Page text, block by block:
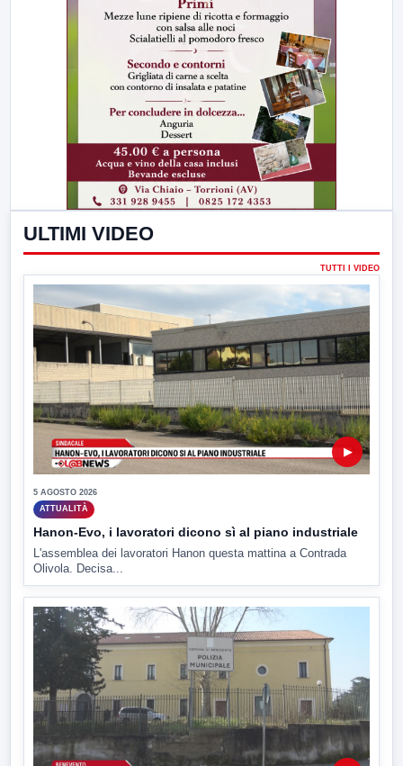
ULTIMI VIDEO
TUTTI I VIDEO
▶
5 AGOSTO 2026
ATTUALITÀ
Hanon-Evo, i lavoratori dicono sì al piano industriale
L'assemblea dei lavoratori Hanon questa mattina a Contrada
Olivola. Decisa...